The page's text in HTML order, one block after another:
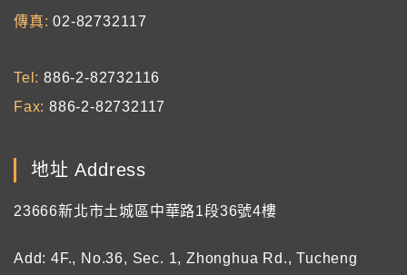
傳真
02-82732117
Tel
886-2-82732116
Fax 886-2-82732117
地址 Address
23666新北市土城區中華路1段36號4樓
Add: 4F., No.36, Sec. 1, Zhonghua Rd., Tucheng